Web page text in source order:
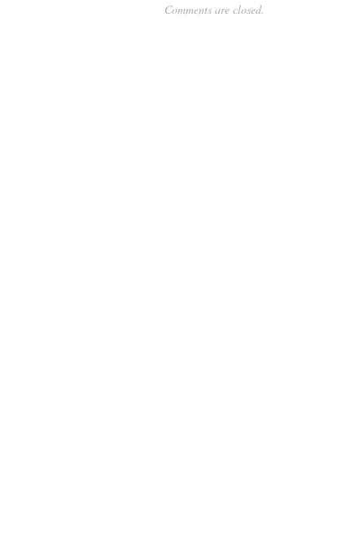
Comments are closed.